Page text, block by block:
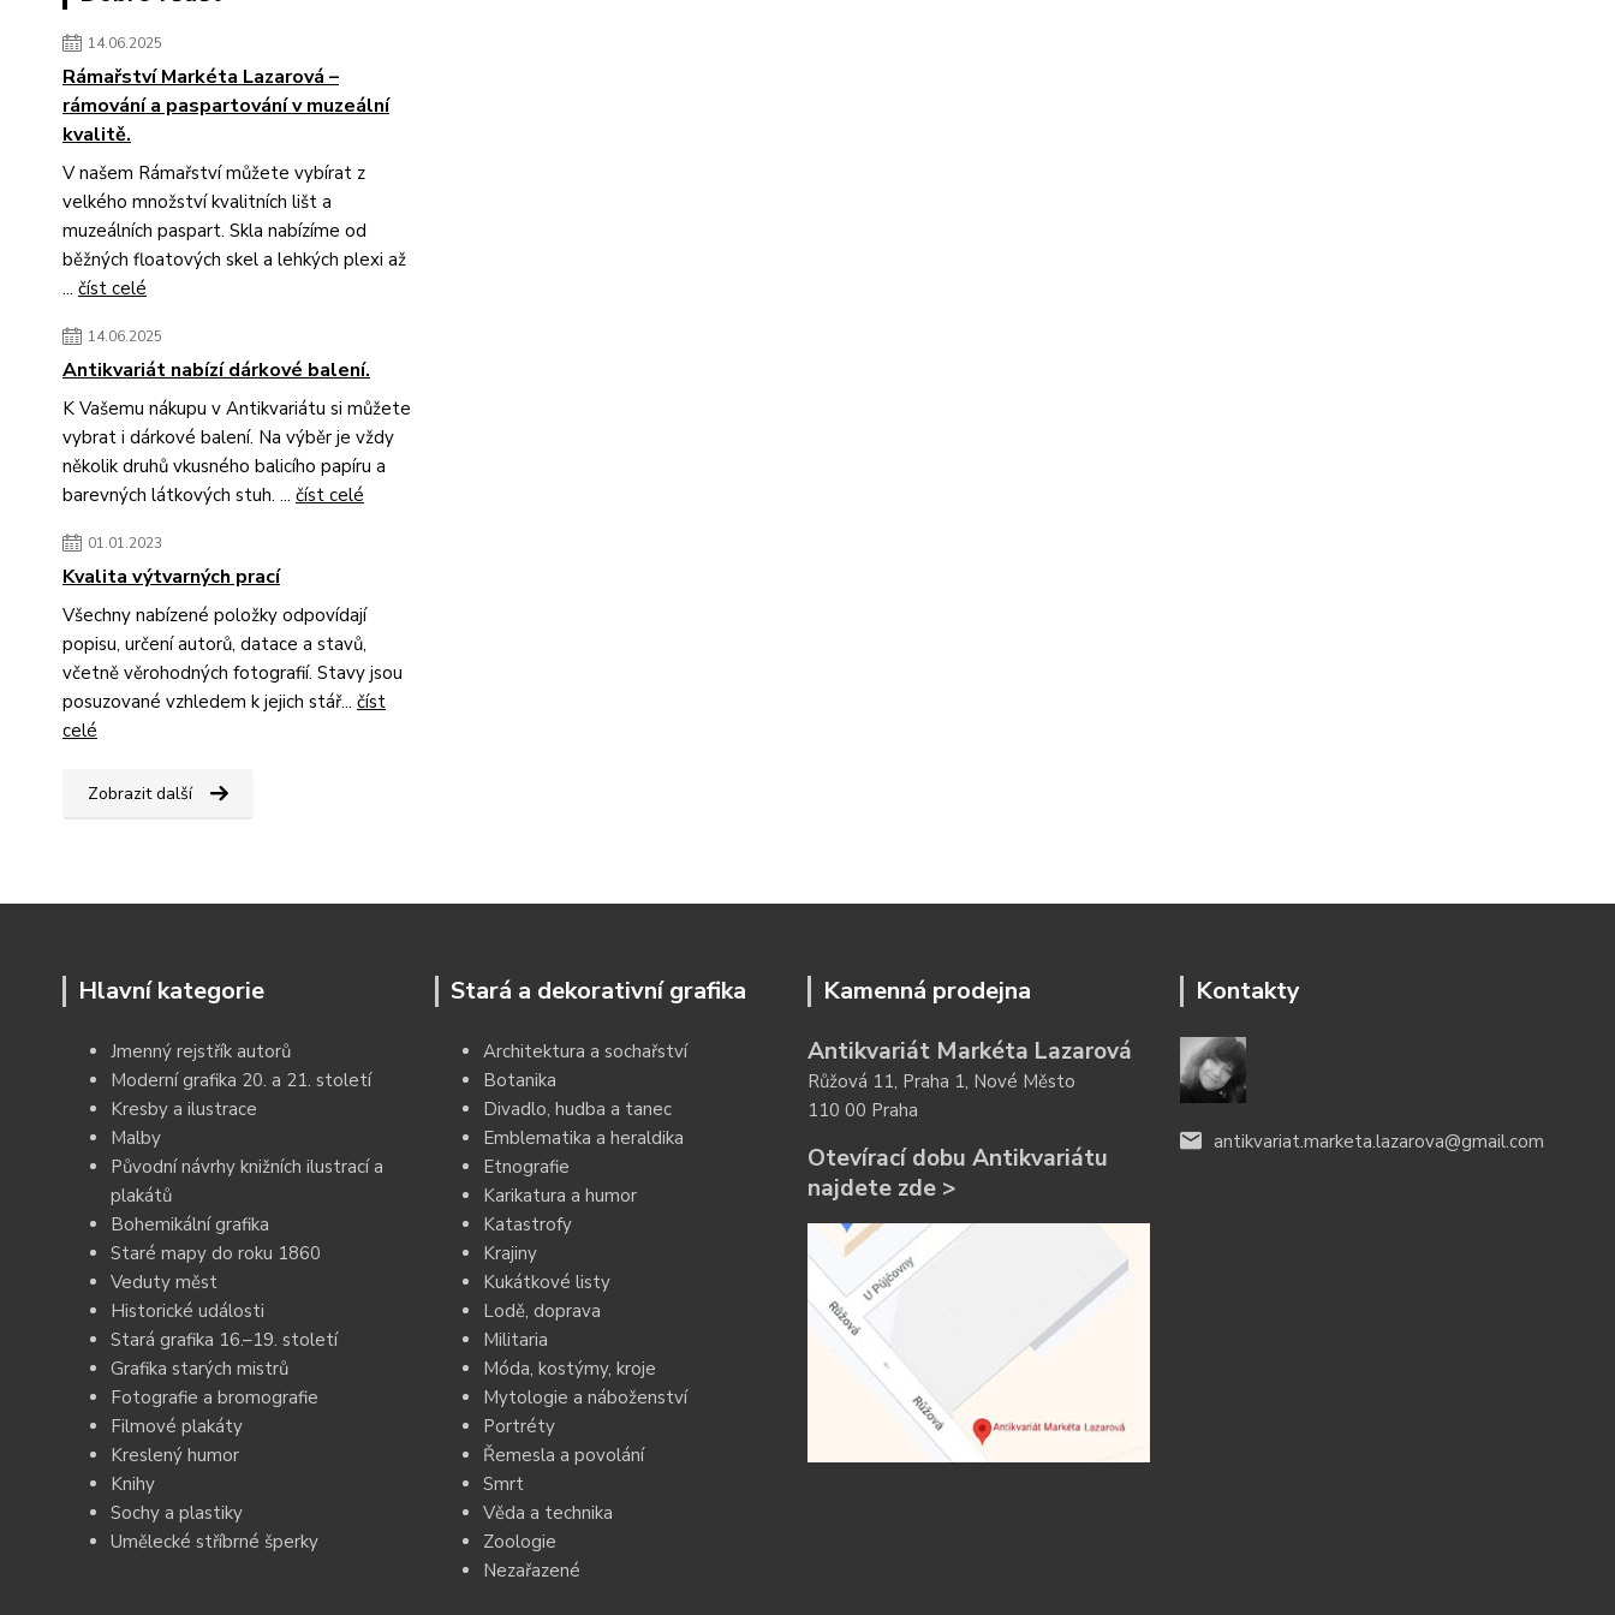
14.06.2025
Rámařství Markéta Lazarová –
rámování a paspartování v muzeální
kvalitě.
V našem Rámařství můžete vybírat z
velkého množství kvalitních lišt a
muzeálních paspart. Skla nabízíme od
běžných floatových skel a lehkých plexi až
... číst celé
14.06.2025
Antikvariát nabízí dárkové balení.
K Vašemu nákupu v Antikvariátu si můžete
vybrat i dárkové balení. Na výběr je vždy
několik druhů vkusného balicího papíru a
barevných látkových stuh. ... číst celé
01.01.2023
Kvalita výtvarných prací
Všechny nabízené položky odpovídají
popisu, určení autorů, datace a stavů,
včetně věrohodných fotografií. Stavy jsou
posuzované vzhledem k jejich stář... číst
celé
Zobrazit další
Hlavní kategorie
Jmenný rejstřík autorů
Moderní grafika 20. a 21. století
Kresby a ilustrace
Malby
Původní návrhy knižních ilustrací a
plakátů
Bohemikální grafika
Staré mapy do roku 1860
Veduty měst
Historické události
Stará grafika 16.–19. století
Grafika starých mistrů
Fotografie a bromografie
Filmové plakáty
Kreslený humor
Knihy
Sochy a plastiky
Umělecké stříbrné šperky
Stará a dekorativní grafika
Architektura a sochařství
Botanika
Divadlo, hudba a tanec
Emblematika a heraldika
Etnografie
Karikatura a humor
Katastrofy
Krajiny
Kukátkové listy
Lodě, doprava
Militaria
Móda, kostýmy, kroje
Mytologie a náboženství
Portréty
Řemesla a povolání
Smrt
Věda a technika
Zoologie
Nezařazené
Kamenná prodejna
Antikvariát Markéta Lazarová
Růžová 11, Praha 1, Nové Město
110 00 Praha
Otevírací dobu Antikvariátu
najdete zde >
Kontakty
antikvariat.marketa.lazarova@gmail.com